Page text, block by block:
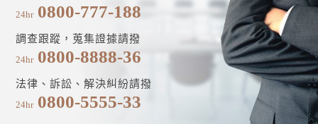
24hr 0800-777-188
調查跟蹤，蒐集證據請撥
24hr 0800-8888-36
法律、訴訟、解決糾紛請撥
24hr 0800-5555-33